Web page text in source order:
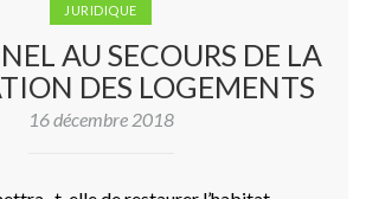
JURIDIQUE
AU SECOURS DE LA
DES LOGEMENTS
16 décembre 2018